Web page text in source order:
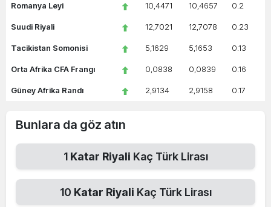
Romanya Leyi 10,4471 10,4657 0.2
Suudi Riyali 12,7021 12,7078 0.23
Tacikistan Somonisi 5,1629 5,1653 0.13
Orta Afrika CFA Frangı 0,0838 0,0839 0.16
Güney Afrika Randı 2,9134 2,9158 0.17
Bunlara da göz atın
1 Katar Riyali Kaç Türk Lirası
10 Katar Riyali Kaç Türk Lirası